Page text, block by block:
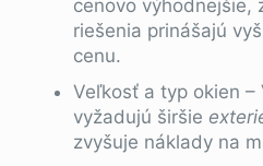
cenovo výhodnejšie,
riešenia prinášajú
cenu.
Veľkosť a typ okien –
vyžadujú širšie
zvyšuje náklady na